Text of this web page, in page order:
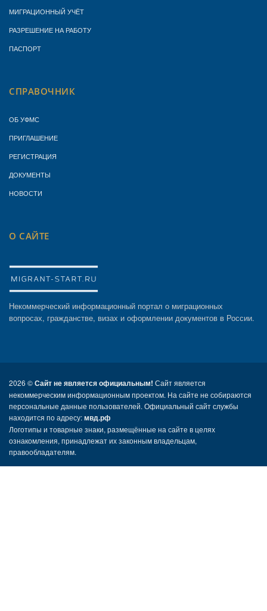
МИГРАЦИОННЫЙ УЧЁТ
РАЗРЕШЕНИЕ НА РАБОТУ
ПАСПОРТ
СПРАВОЧНИК
ОБ УФМС
ПРИГЛАШЕНИЕ
РЕГИСТРАЦИЯ
ДОКУМЕНТЫ
НОВОСТИ
О САЙТЕ
Некоммерческий информационный портал о миграционных
вопросах, гражданстве, визах и оформлении документов в России.
2026 ©Сайт не является официальным! Сайт является
некоммерческим информационным проектом. На сайте не собираются
персональные данные пользователей. Официальный сайт службы
находится по адресу:мвд.рф
Логотипы и товарные знаки, размещённые на сайте в целях
ознакомления, принадлежат их законным владельцам,
правообладателям.